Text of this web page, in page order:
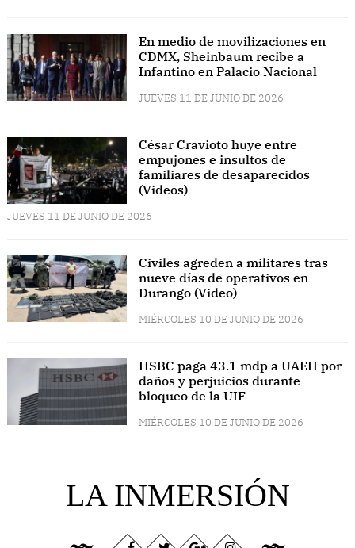
En medio de movilizaciones en
CDMX, Sheinbaum recibe a
Infantino en Palacio Nacional
JUEVES 11 DE JUNIO DE 2026
César Cravioto huye entre
empujones e insultos de
familiares de desaparecidos
(Videos)
JUEVES 11 DE JUNIO DE 2026
Civiles agreden a militares tras
nueve días de operativos en
Durango (Video)
MIÉRCOLES 10 DE JUNIO DE 2026
HSBC paga 43.1 mdp a UAEH por
daños y perjuicios durante
bloqueo de la UIF
MIÉRCOLES 10 DE JUNIO DE 2026
LA INMERSIÓN